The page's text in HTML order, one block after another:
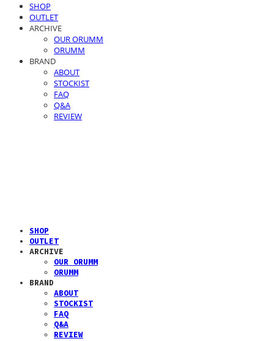
SHOP
OUTLET
ARCHIVE
OUR ORUMM
ORUMM
BRAND
ABOUT
STOCKIST
FAQ
Q&A
REVIEW
SHOP
OUTLET
ARCHIVE
OUR ORUMM
ORUMM
BRAND
ABOUT
STOCKIST
FAQ
Q&A
REVIEW